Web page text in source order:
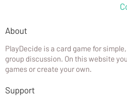
About
PlayDecide is a card game for
group discussion. On this website
games or create your own.
Support